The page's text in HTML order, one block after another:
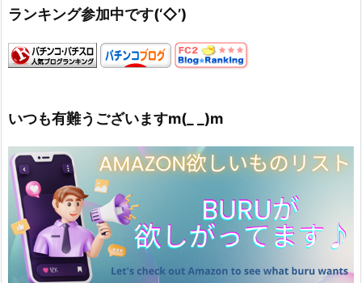
ランキング参加中です(‘◇’)ゞ
いつも有難うございますm(_ _)m